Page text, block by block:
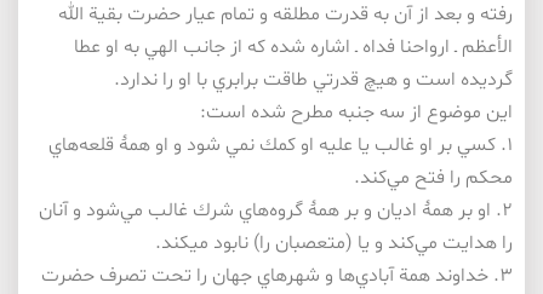
رفته و بعد از آن به قدرت مطلقه و تمام عيار حضرت بقية الله
الأعظم ـ ارواحنا فداه ـ اشاره شده كه از جانب الهي به او عطا
گرديده است و هيچ قدرتي طاقت برابري با او را ندارد.
اين موضوع از سه جنبه مطرح شده است:
۱. كسي بر او غالب يا عليه او كمك نمي شود و او همۀ قلعه‌هاي
محكم را فتح مي‌كند.
۲. او بر همۀ اديان و بر همۀ گروه‌هاي شرك غالب مي‌شود و آنان
را هدايت مي‌كند و يا (متعصبان را) نابود مي­كند.
۳. خداوند همة آبادي‌ها و شهرهاي جهان را تحت تصرف حضرت